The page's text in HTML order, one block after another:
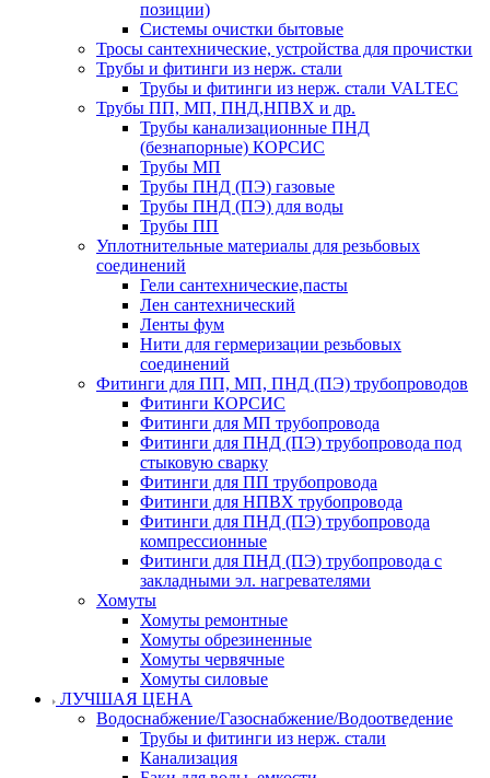
позиции)
Системы очистки бытовые
Тросы сантехнические, устройства для прочистки
Трубы и фитинги из нерж. стали
Трубы и фитинги из нерж. стали VALTEC
Трубы ПП, МП, ПНД,НПВХ и др.
Трубы канализационные ПНД
(безнапорные) КОРСИС
Трубы МП
Трубы ПНД (ПЭ) газовые
Трубы ПНД (ПЭ) для воды
Трубы ПП
Уплотнительные материалы для резьбовых
соединений
Гели сантехнические,пасты
Лен сантехнический
Ленты фум
Нити для гермеризации резьбовых
соединений
Фитинги для ПП, МП, ПНД (ПЭ) трубопроводов
Фитинги КОРСИС
Фитинги для МП трубопровода
Фитинги для ПНД (ПЭ) трубопровода под
стыковую сварку
Фитинги для ПП трубопровода
Фитинги для НПВХ трубопровода
Фитинги для ПНД (ПЭ) трубопровода
компрессионные
Фитинги для ПНД (ПЭ) трубопровода с
закладными эл. нагревателями
Хомуты
Хомуты ремонтные
Хомуты обрезиненные
Хомуты червячные
Хомуты силовые
ЛУЧШАЯ ЦЕНА
Водоснабжение/Газоснабжение/Водоотведение
Трубы и фитинги из нерж. стали
Канализация